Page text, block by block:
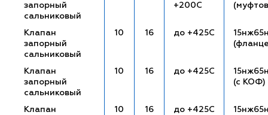
запорный
сальниковый
+200С
Клапан
запорный
сальниковый
10 16 до +425С
Клапан
запорный
сальниковый
10 16 до +425С
(с КОФ)
Клапан
10 16 до +425С